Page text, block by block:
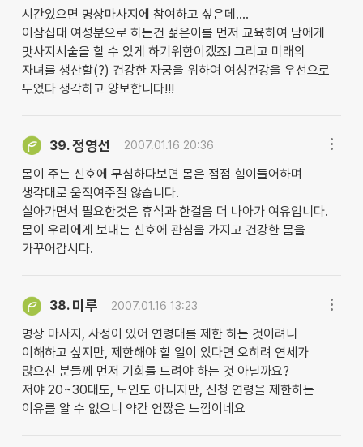
시간있으면 명상마사지에 참여하고 싶은데....
이삼십대 여성분으로 하는건 젊은이를 먼저 교육하여 남에게
맛사지시술을 할 수 있게 하기위함이겠죠! 그리고 미래의
자녀를 생산할(?) 건강한 자궁을 위하여 여성건강을 우선으로
두었다 생각하고 양보합니다!!!
39.정영선 2007.01.16 20:36
몸이 주는 신호에 무심하다보면 몸은 점점 힘이들어하며
생각대로 움직여주질 않습니다.
살아가면서 필요한것은 휴식과 한걸음 더 나아가 여유입니다.
몸이 우리에게 보내는 신호에 관심을 가지고 건강한 몸을
가꾸어갑시다.
38. 미루 2007.01.16 13:23
명상 마사지, 사정이 있어 연령대를 제한 하는 것이려니
이해하고 싶지만, 제한해야 할 일이 있다면 오히려 연세가
많으신 분들께 먼저 기회를 드려야 하는 것 아닐까요?
저야 20~30대도, 노인도 아니지만, 신청 연령을 제한하는
이유를 알 수 없으니 약간 언짢은 느낌이네요